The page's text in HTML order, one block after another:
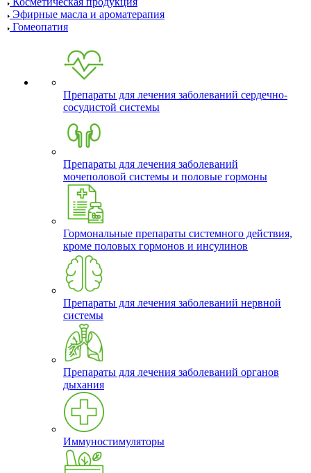
Эфирные масла и ароматерапия
Гомеопатия
Препараты для лечения заболеваний сердечно-
сосудистой системы
Препараты для лечения заболеваний
мочеполовой системы и половые гормоны
Гормональные препараты системного действия,
кроме половых гормонов и инсулинов
Препараты для лечения заболеваний нервной
системы
Препараты для лечения заболеваний органов
дыхания
Иммуностимуляторы